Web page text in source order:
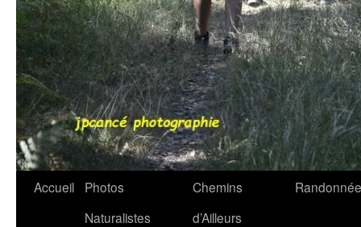
Accueil
Photos
Naturalistes
Chemins
d’Ailleurs